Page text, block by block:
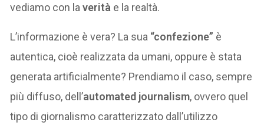
vediamo con laverità e la realtà.
L’informazione è vera? La sua “confezione” è
autentica, cioè realizzata da umani, oppure è stata
generata artificialmente? Prendiamo il caso, sempre
più diffuso, dell’automated journalism, ovvero quel
tipo di giornalismo caratterizzato dall’utilizzo